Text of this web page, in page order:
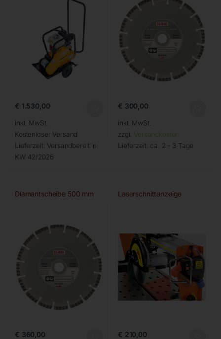
€ 1.530,00
inkl. MwSt.
Kostenloser Versand
Lieferzeit: Versandbereit in
KW 42/2026
€ 300,00
inkl. MwSt.
zzgl. Versandkosten
Lieferzeit: ca. 2 - 3 Tage
Diamantscheibe 500 mm
€ 360,00
Laserschnittanzeige
€ 210,00